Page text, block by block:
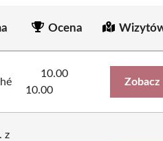
Ocena
10.00
10.00
Zobacz
z